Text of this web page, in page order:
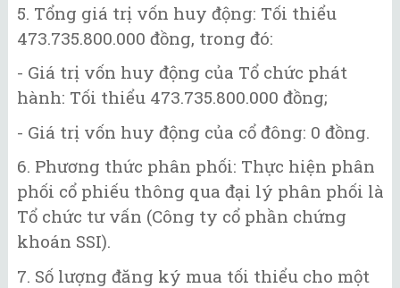
5. Tổng giá trị vốn huy động: Tối thiểu
473.735.800.000 đồng, trong đó:
- Giá trị vốn huy động của Tổ chức phát
hành: Tối thiểu 473.735.800.000 đồng;
- Giá trị vốn huy động của cổ đông: 0 đồng.
6. Phương thức phân phối: Thực hiện phân
phối cổ phiếu thông qua đại lý phân phối là
Tổ chức tư vấn (Công ty cổ phần chứng
khoán SSI).
7. Số lượng đăng ký mua tối thiểu cho một